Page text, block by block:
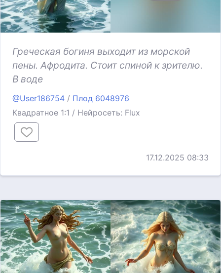
Греческая богиня выходит из морской
пены. Афродита. Стоит спиной к зрителю.
В воде
@User186754 / Плод 6048976
Квадратное 1:1 / Нейросеть: Flux
17.12.2025 08:33